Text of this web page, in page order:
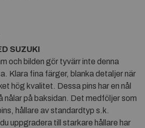
SUZUKI
och bilden gör tyvärr inte denna
Klara fina färger, blanka detaljer när
hög kvalitet. Dessa pins har en nål
nålar på baksidan. Det medföljer som
hållare av standardtyp s.k.
uppgradera till starkare hållare har